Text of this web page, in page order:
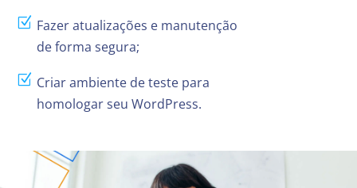
Z Fazer atualizações e manutenção
de forma segura;
Z Criar ambiente de teste para
homologar seu WordPress.